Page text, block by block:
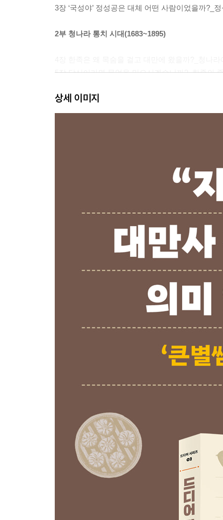
3장 ‘국성야’ 정성공은 대체 어떤 사람이었을까?_
2부 청나라 통치 시대(1683~1895)
5장 당신이라면 무엇을 믿으시겠습니까?_한족의
7장 ‘개산무번’은 개간인가, 침범인가?_청나라 시
8장 선교사들은 왜 머나먼 대만까지 왔을까?_19세
10장 대만인을 일본의 국민으로 개조한다고요?_
11장 100년 전 사람들은 무엇을 하고 놀았을까?_
12장 대만은 대만인의 대만이다 민중 계몽을 위한
4부 중화민국 시대(1945~)
13장 밤이 되었습니다, 마피아는 눈을 뜨세요_계
16장 중화민족의 정신부터 K-POP까지_ 대만 사회
상세 이미지